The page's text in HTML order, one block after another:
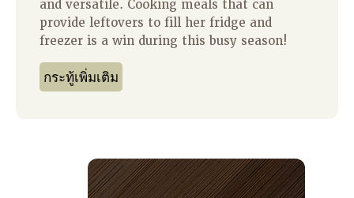
and versatile. Cooking meals that can
provide leftovers to fill her fridge and
freezer is a win during this busy season!
กระทู้เพิ่มเติม